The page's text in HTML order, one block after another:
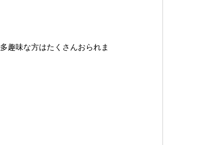
趣味な方はたくさんおられま